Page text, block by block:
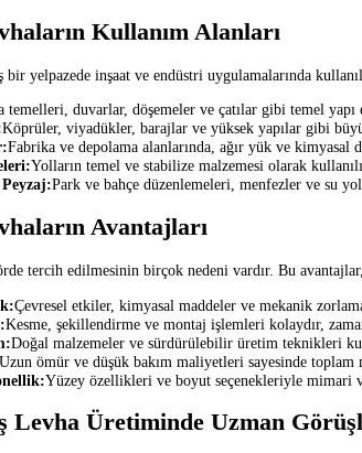
Kullanım Alanları
yelpazede inşaat ve endüstri uygulamalarında
temelleri, duvarlar, döşemeler ve çatılar gibi temel yapı
Köprüler, viyadükler, barajlar ve yüksek yapılar gibi
Fabrika ve depolama alanlarında, ağır yük ve kimyasal
Yolların temel ve stabilize malzemesi olarak
Peyzaj:Park ve bahçe düzenlemeleri, menfezler ve su
Avantajları
tercih edilmesinin birçok nedeni vardır. Bu
Çevresel etkiler, kimyasal maddeler ve mekanik
Kesme, şekillendirme ve montaj işlemleri kolaydır,
Doğal malzemeler ve sürdürülebilir üretim teknikleri
Uzun ömür ve düşük bakım maliyetleri sayesinde toplam
Yüzey özellikleri ve boyut seçenekleriyle mimari
Levha Üretiminde Uzman